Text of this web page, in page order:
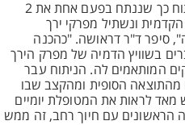
"במקרה של מרים, תכננו את הניתוח כך שננתח בפעם אחת את 2
ונשתיל מפרקי ירך
סיפר ד"ר דראושה. "כהכנה
בשוויץ הדמיה של מפרק הירך
המותאמים לה. הניתוח עבר
הסופית ומהקצב שבו
לראות את המטופלת יומיים
הראשונים עם חיוך רחב, זה ממש